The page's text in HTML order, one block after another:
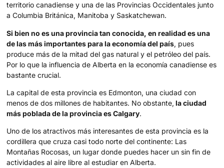
territorio canadiense y una de las Provincias Occidentales junto
a Columbia Británica, Manitoba y Saskatchewan.
Si bien no es una provincia tan conocida, en realidad es una
de las más importantes para la economía del país, pues
produce más de la mitad del gas natural y el petróleo del país.
Por lo que la influencia de Alberta en la economía canadiense es
bastante crucial.
La capital de esta provincia es Edmonton, una ciudad con
menos de dos millones de habitantes. No obstante, la ciudad
más poblada de la provincia es Calgary.
Uno de los atractivos más interesantes de esta provincia es la
cordillera que cruza casi todo norte del continente: Las
Montañas Rocosas, un lugar donde puedes hacer un sin fin de
actividades al aire libre al estudiar en Alberta.